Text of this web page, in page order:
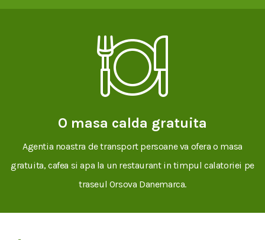
O masa calda gratuita
Agentia noastra de transport persoane va ofera o masa
gratuita, cafea si apa la un restaurant in timpul calatoriei pe
traseul Orsova Danemarca.